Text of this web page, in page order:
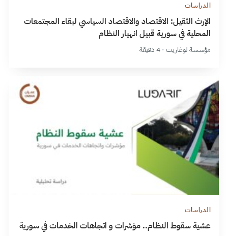
الدراسات
الإرث الثقيل: الاقتصاد والاقتصاد السياسي لبقاء المجتمعات
المحلية في سورية قبيل انهيار النظام
مؤسسة لوغاريت · 4 دقيقة
الدراسات
عشية سقوط النظام.. مؤشرات و اتجاهات الخدمات في سورية